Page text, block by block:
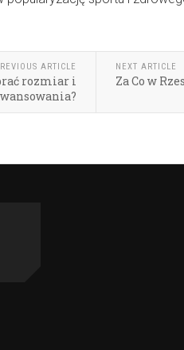
ARTICLE
rozmiar i
NEXT ARTICLE
Za Co w